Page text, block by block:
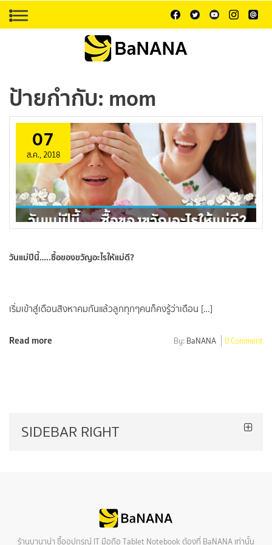
ป้ายกำกับ: mom
07
ส.ค., 2018
วันแม่ปีนี้…..ซื้อของขวัญอะไรให้แม่ดี?
เริ่มเข้าสู่เดือนสิงหาคมกันแล้วลูกทุกๆคนก็คงรู้ว่าเดือน […]
Read more By: BaNANA 0 Comment
SIDEBAR RIGHT
ร้านบานาน่า ซื้ออุปกรณ์ IT มือถือ Tablet Notebook ต้องที่ BaNANA เท่านั้น